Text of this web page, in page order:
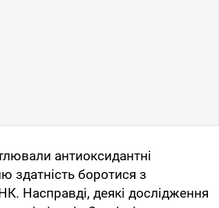
антиоксидантні
здатність боротися з
Насправді, деякі дослідження